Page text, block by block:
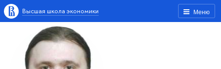
Меню
Высшая школа экономики